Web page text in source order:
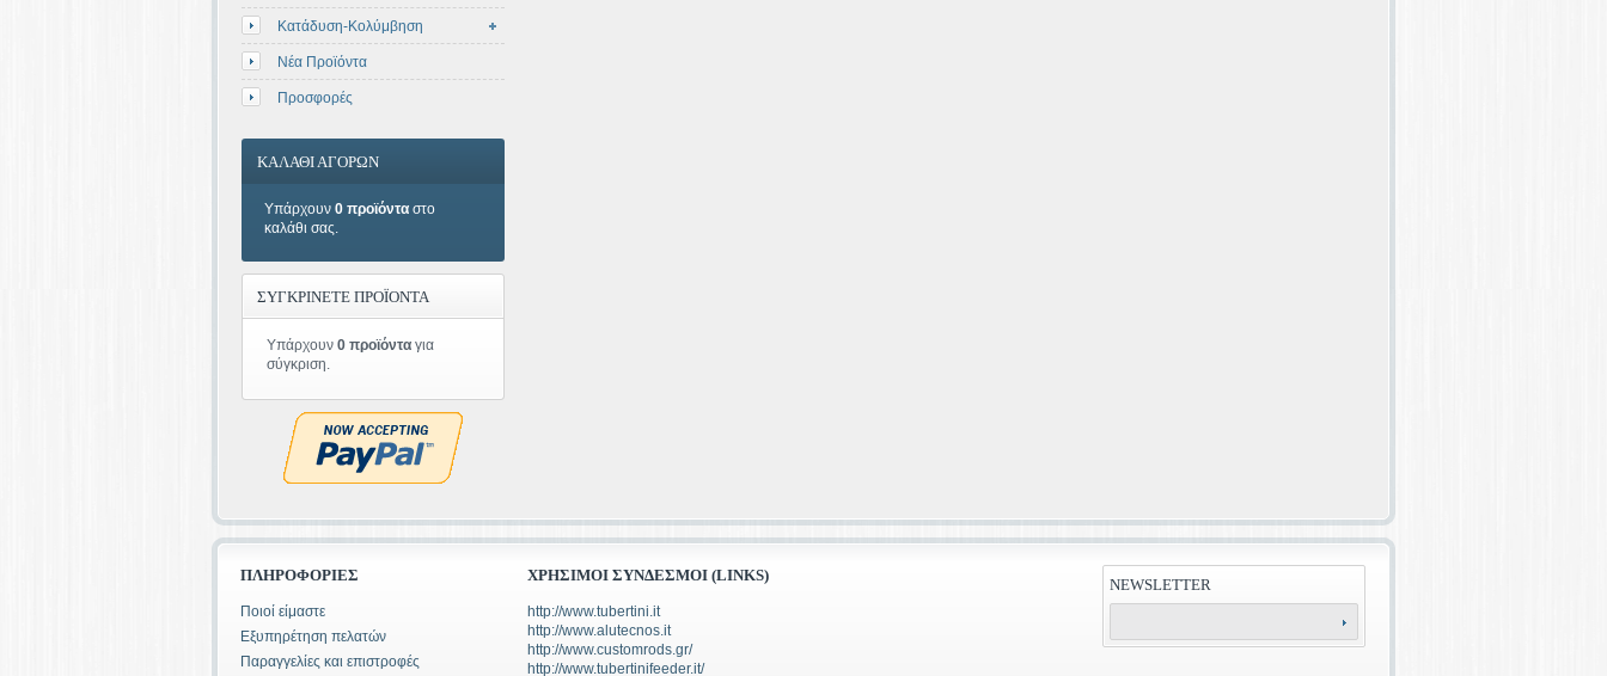
Κατάδυση-Κολύμβηση
Νέα Προϊόντα
Προσφορές
ΚΑΛΑΘΙ ΑΓΟΡΩΝ
Υπάρχουν 0 προϊόντα στο
καλάθι σας.
ΣΥΓΚΡΙΝΕΤΕ ΠΡΟΪΟΝΤΑ
Υπάρχουν 0 προϊόντα για
σύγκριση.
NEWSLETTER
ΠΛΗΡΟΦΟΡΊΕΣ
Ποιοί είμαστε
Εξυπηρέτηση πελατών
Παραγγελίες και επιστροφές
ΧΡΉΣΙΜΟΙ ΣΎΝΔΕΣΜΟΙ (LINKS)
http://www.tubertini.it
http://www.alutecnos.it
http://www.customrods.gr/
http://www.tubertinifeeder.it/